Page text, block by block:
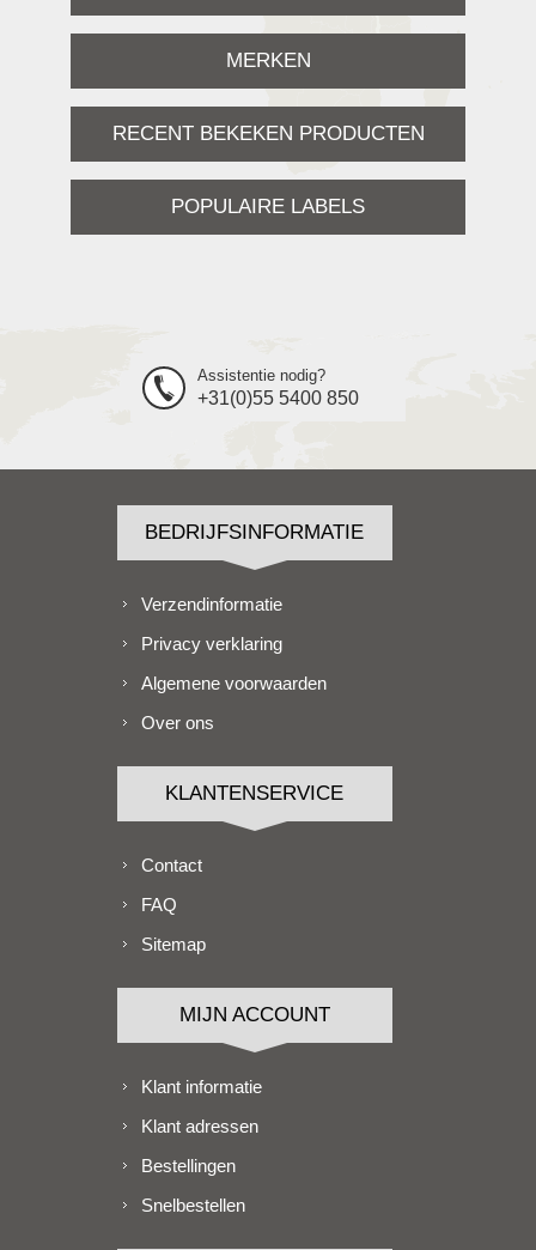
MERKEN
RECENT BEKEKEN PRODUCTEN
POPULAIRE LABELS
Assistentie nodig?
+31(0)55 5400 850
BEDRIJFSINFORMATIE
Verzendinformatie
Privacy verklaring
Algemene voorwaarden
Over ons
KLANTENSERVICE
Contact
FAQ
Sitemap
MIJN ACCOUNT
Klant informatie
Klant adressen
Bestellingen
Snelbestellen